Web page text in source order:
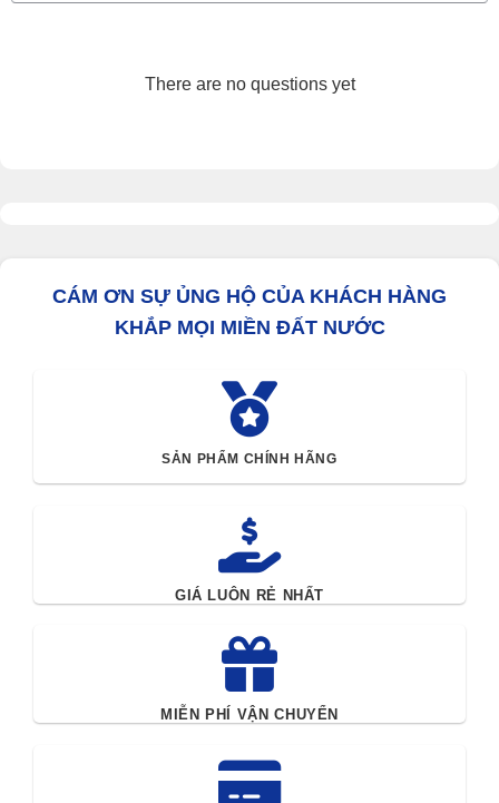
There are no questions yet
CÁM ƠN SỰ ỦNG HỘ CỦA KHÁCH HÀNG
KHẮP MỌI MIỀN ĐẤT NƯỚC
SẢN PHẨM CHÍNH HÃNG
GIÁ LUÔN RẺ NHẤT
MIỄN PHÍ VẬN CHUYỂN